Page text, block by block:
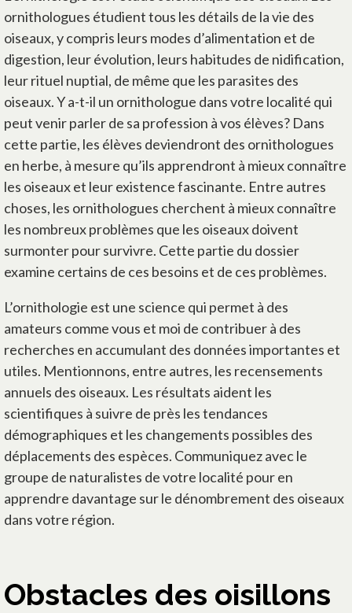
ornithologues étudient tous les détails de la vie des
oiseaux, y compris leurs modes d’alimentation et de
digestion, leur évolution, leurs habitudes de nidification,
leur rituel nuptial, de même que les parasites des
oiseaux. Y a-t-il un ornithologue dans votre localité qui
peut venir parler de sa profession à vos élèves? Dans
cette partie, les élèves deviendront des ornithologues
en herbe, à mesure qu’ils apprendront à mieux connaître
les oiseaux et leur existence fascinante. Entre autres
choses, les ornithologues cherchent à mieux connaître
les nombreux problèmes que les oiseaux doivent
surmonter pour survivre. Cette partie du dossier
examine certains de ces besoins et de ces problèmes.
L’ornithologie est une science qui permet à des
amateurs comme vous et moi de contribuer à des
recherches en accumulant des données importantes et
utiles. Mentionnons, entre autres, les recensements
annuels des oiseaux. Les résultats aident les
scientifiques à suivre de près les tendances
démographiques et les changements possibles des
déplacements des espèces. Communiquez avec le
groupe de naturalistes de votre localité pour en
apprendre davantage sur le dénombrement des oiseaux
dans votre région.
Obstacles des oisillons